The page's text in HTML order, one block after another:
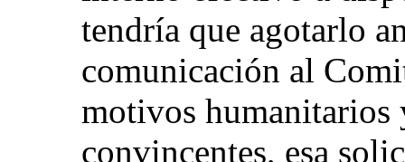
tendría que agotarlo
comunicación al
motivos humanitarios
convincentes, esa